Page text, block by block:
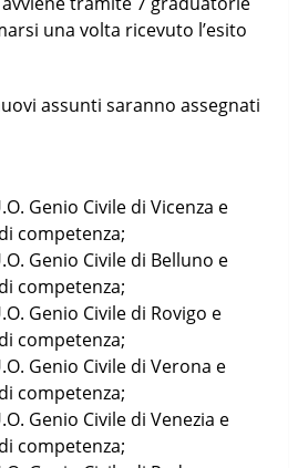
una volta ricevuto l’esito
assunti saranno assegnati
Genio Civile di Vicenza e
competenza;
Genio Civile di Belluno e
competenza;
Genio Civile di Rovigo e
competenza;
Genio Civile di Verona e
competenza;
Genio Civile di Venezia e
competenza;